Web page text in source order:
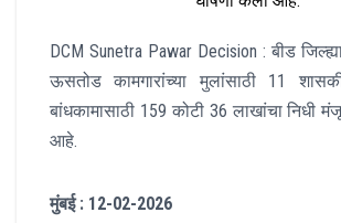
DCM Sunetra Pawar Decision : बीड
ऊसतोड कामगारांच्या मुलांसाठी 11
बांधकामासाठी 159 कोटी 36 लाखांचा निधी
आहे.
मुंबई : 12-02-2026